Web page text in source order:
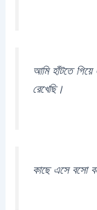
আমি হাঁটতে
রেখেছি।
কাছে এসে বসো